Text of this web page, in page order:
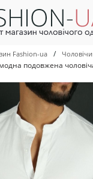
Fashion-ua /
подовжена